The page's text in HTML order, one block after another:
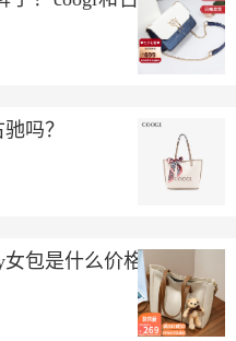
吗？
女包是什么价格？